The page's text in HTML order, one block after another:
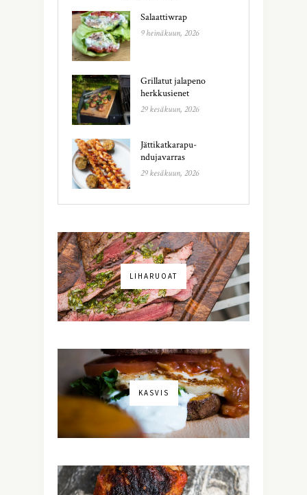
Salaattiwrap
9 heinäkuun, 2026
Grillatut jalapeno
herkkusienet
29 kesäkuun, 2026
Jättikatkarapu-
ndujavarras
29 kesäkuun, 2026
LIHARUOAT
KASVIS